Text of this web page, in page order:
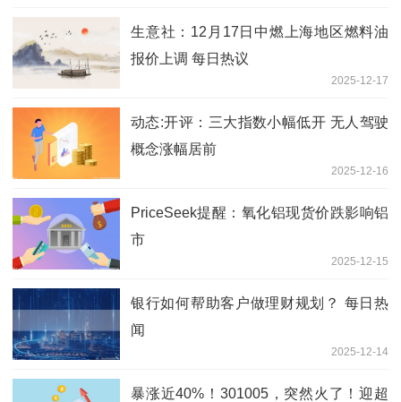
生意社：12月17日中燃上海地区燃料油
报价上调 每日热议
2025-12-17
动态:开评：三大指数小幅低开 无人驾驶
概念涨幅居前
2025-12-16
PriceSeek提醒：氧化铝现货价跌影响铝
市
2025-12-15
银行如何帮助客户做理财规划？ 每日热
闻
2025-12-14
暴涨近40%！301005，突然火了！迎超